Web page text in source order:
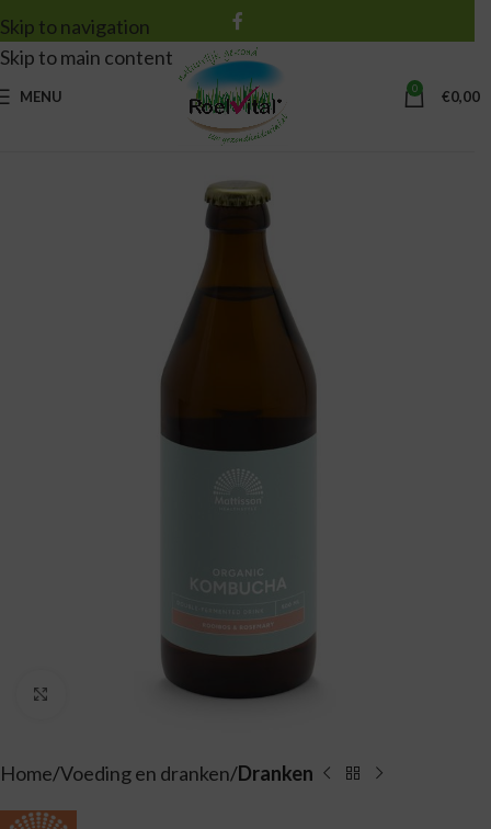
Skip to navigation
Skip to main content
MENU 0 €0,00
Home Voeding en dranken Dranken